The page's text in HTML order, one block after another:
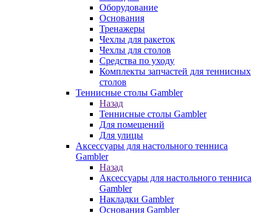
Оборудование
Основания
Тренажеры
Чехлы для ракеток
Чехлы для столов
Средства по уходу
Комплекты запчастей для теннисных
столов
Теннисные столы Gambler
Назад
Теннисные столы Gambler
Для помещений
Для улицы
Аксессуары для настольного тенниса
Gambler
Назад
Аксессуары для настольного тенниса
Gambler
Накладки Gambler
Основания Gambler